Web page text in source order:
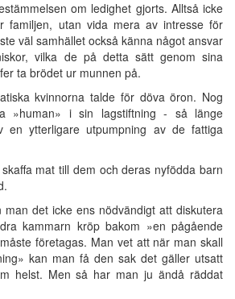
om ledighet gjorts. Alltså icke
familjen, utan vida mera av intresse för
väl samhället också känna något ansvar
vilka de på detta sätt genom sina
ta brödet ur munnen på.
kvinnorna talde för döva öron. Nog
»human» i sin lagstiftning - så länge
en ytterligare utpumpning av de fattiga
mat till dem och deras nyfödda barn
det icke ens nödvändigt att diskutera
kammarn kröp bakom »en pågående
företagas. Man vet att när man skall
kan man få den sak det gäller utsatt
helst. Men så har man ju ändå räddat